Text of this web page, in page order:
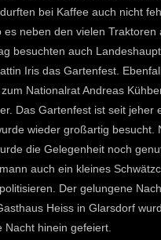
bei Kaffee auch nicht
es neben den vielen Traktoren
besuchten auch
Iris das Gartenfest.
Nationalrat Andreas
Das Gartenfest ist seit jeher
wieder großartig besucht.
die Gelegenheit noch
auch ein kleines
Der gelungene
Heiss in Glarsdorf
Nacht hinein gefeiert.